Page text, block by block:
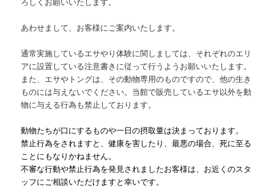
あわせまして、お客様にご案内いたします。
通常実施しているエサやり体験に関しましては、それぞれのエリ
アに設置している注意書きに従って行うようお願いいたします。
また、エサやトングは、その動物専用のものですので、他の生き
ものには与えないでください。当館で販売しているエサ以外を動
物に与える行為も禁止しております。
動物たちが口にするものや一日の摂取量は決まっております。
禁止行為をされますと、健康を害したり、最悪の場合、死に至る
ことにもなりかねません。
不審な行動や禁止行為を発見されましたお客様は、お近くのスタ
ッフにご相談いただけますと幸いです。